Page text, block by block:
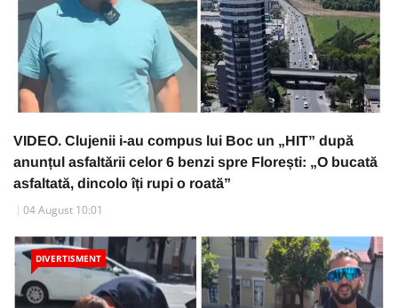
VIDEO. Clujenii i-au compus lui Boc un „HIT” după
anunțul asfaltării celor 6 benzi spre Florești: „O bucată
asfaltată, dincolo îți rupi o roată”
04 August 10:01
DIVERTISMENT